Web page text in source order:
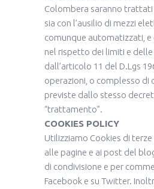
Colombera saranno
sia con l’ausilio di mezzi
comunque automatizzati, e
nel rispetto dei limiti e
dall’articolo 11 del D.Lgs
operazioni, o complesso di
previste dallo stesso
“trattamento”.
COOKIES POLICY
Utilizziamo Cookies di
alle pagine e ai post del
di condivisione e per
Facebook e su Twitter.